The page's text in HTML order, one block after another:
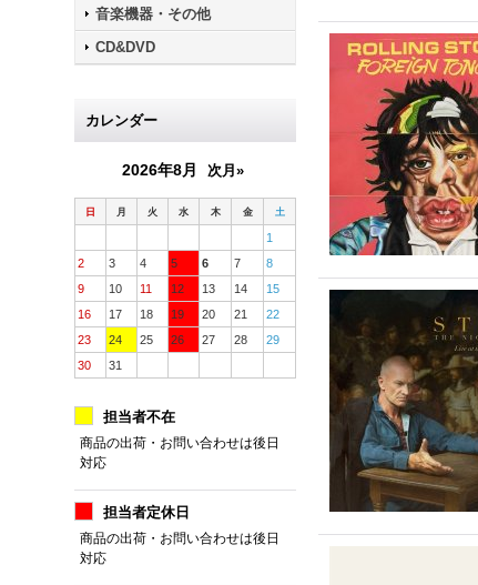
音楽機器・その他
CD&DVD
カレンダー
2026年8月 次月»
日 月 火 水 木 金 土
1
2
3 4 5 6 7
8
9
10 11 12 13 14
15
16
17 18 19 20 21
22
23
24 25 26 27 28
29
30
31
担当者不在
商品の出荷・お問い合わせは後日
対応
担当者定休日
商品の出荷・お問い合わせは後日
対応